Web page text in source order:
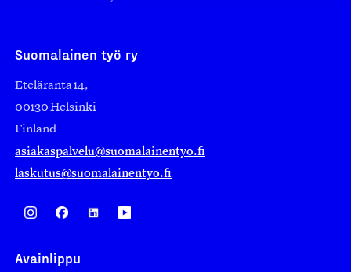
Suomalainen työ ry
Eteläranta 14,
00130 Helsinki
Finland
asiakaspalvelu@suomalainentyo.fi
laskutus@suomalainentyo.fi
Avainlippu